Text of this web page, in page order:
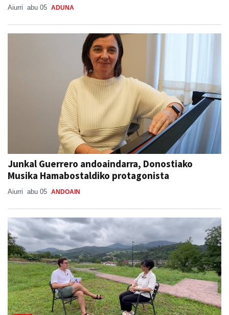
Aiurri abu 05 ADUNA
Junkal Guerrero andoaindarra, Donostiako
Musika Hamabostaldiko protagonista
Aiurri abu 05 ANDOAIN